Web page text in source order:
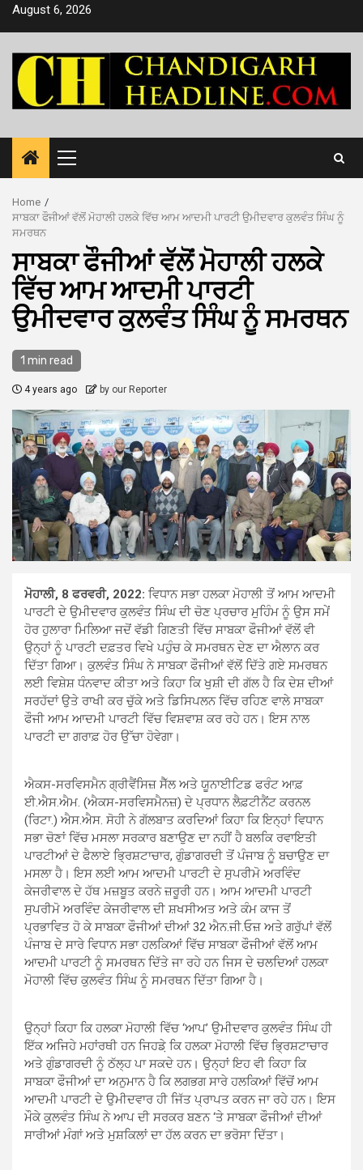
SkipAugust 6, 2026
Primary
Menu
Home
ਸਾਬਕਾ ਫੌਜੀਆਂ ਵੱਲੋਂ ਮੋਹਾਲੀ ਹਲਕੇ ਵਿੱਚ ਆਮ ਆਦਮੀ ਪਾਰਟੀ ਉਮੀਦਵਾਰ ਕੁਲਵੰਤ ਸਿੰਘ ਨੂੰ
ਸਮਰਥਨ
ਸਾਬਕਾ ਫੌਜੀਆਂ ਵੱਲੋਂ ਮੋਹਾਲੀ ਹਲਕੇ
ਵਿੱਚ ਆਮ ਆਦਮੀ ਪਾਰਟੀ
ਉਮੀਦਵਾਰ ਕੁਲਵੰਤ ਸਿੰਘ ਨੂੰ ਸਮਰਥਨ
1 min read
4 years ago by our Reporter
ਮੋਹਾਲੀ, 8 ਫਰਵਰੀ, 2022: ਵਿਧਾਨ ਸਭਾ ਹਲਕਾ ਮੋਹਾਲੀ ਤੋਂ ਆਮ ਆਦਮੀ
ਪਾਰਟੀ ਦੇ ਉਮੀਦਵਾਰ ਕੁਲਵੰਤ ਸਿੰਘ ਦੀ ਚੋਣ ਪ੍ਰਚਾਰ ਮੁਹਿੰਮ ਨੂੰ ਉਸ ਸਮੇਂ
ਹੋਰ ਹੁਲਾਰਾ ਮਿਲਿਆ ਜਦੋਂ ਵੱਡੀ ਗਿਣਤੀ ਵਿੱਚ ਸਾਬਕਾ ਫੌਜੀਆਂ ਵੱਲੋਂ ਵੀ
ਉਨ੍ਹਾਂ ਨੂੰ ਪਾਰਟੀ ਦਫ਼ਤਰ ਵਿਖੇ ਪਹੁੰਚ ਕੇ ਸਮਰਥਨ ਦੇਣ ਦਾ ਐਲਾਨ ਕਰ
ਦਿੱਤਾ ਗਿਆ। ਕੁਲਵੰਤ ਸਿੰਘ ਨੇ ਸਾਬਕਾ ਫੌਜੀਆਂ ਵੱਲੋਂ ਦਿੱਤੇ ਗਏ ਸਮਰਥਨ
ਲਈ ਵਿਸ਼ੇਸ਼ ਧੰਨਵਾਦ ਕੀਤਾ ਅਤੇ ਕਿਹਾ ਕਿ ਖੁਸ਼ੀ ਦੀ ਗੱਲ ਹੈ ਕਿ ਦੇਸ਼ ਦੀਆਂ
ਸਰਹੱਦਾਂ ਉਤੇ ਰਾਖੀ ਕਰ ਚੁੱਕੇ ਅਤੇ ਡਿਸਿਪਲਨ ਵਿੱਚ ਰਹਿਣ ਵਾਲੇ ਸਾਬਕਾ
ਫੌਜੀ ਆਮ ਆਦਮੀ ਪਾਰਟੀ ਵਿੱਚ ਵਿਸ਼ਵਾਸ਼ ਕਰ ਰਹੇ ਹਨ। ਇਸ ਨਾਲ
ਪਾਰਟੀ ਦਾ ਗਰਾਫ਼ ਹੋਰ ਉੱਚਾ ਹੋਵੇਗਾ।
ਐਕਸ-ਸਰਵਿਸਮੈਨ ਗ੍ਰੀਵੈਂਸਿਜ਼ ਸੈੱਲ ਅਤੇ ਯੂਨਾਈਟਿਡ ਫਰੰਟ ਆਫ਼
ਈ.ਐਸ.ਐਮ. (ਐਕਸ-ਸਰਵਿਸਮੈਨਜ਼) ਦੇ ਪ੍ਰਧਾਨ ਲੈਫ਼ਟੀਨੈਂਟ ਕਰਨਲ
(ਰਿਟਾ.) ਐਸ.ਐਸ. ਸੋਹੀ ਨੇ ਗੱਲਬਾਤ ਕਰਦਿਆਂ ਕਿਹਾ ਕਿ ਇਨ੍ਹਾਂ ਵਿਧਾਨ
ਸਭਾ ਚੋਣਾਂ ਵਿੱਚ ਮਸਲਾ ਸਰਕਾਰ ਬਣਾਉਣ ਦਾ ਨਹੀਂ ਹੈ ਬਲਕਿ ਰਵਾਇਤੀ
ਪਾਰਟੀਆਂ ਦੇ ਫੈਲਾਏ ਭ੍ਰਿਸ਼ਟਾਚਾਰ, ਗੁੰਡਾਗਰਦੀ ਤੋਂ ਪੰਜਾਬ ਨੂੰ ਬਚਾਉਣ ਦਾ
ਮਸਲਾ ਹੈ। ਇਸ ਲਈ ਆਮ ਆਦਮੀ ਪਾਰਟੀ ਦੇ ਸੁਪਰੀਮੋ ਅਰਵਿੰਦ
ਕੇਜਰੀਵਾਲ ਦੇ ਹੱਥ ਮਜ਼ਬੂਤ ਕਰਨੇ ਜ਼ਰੂਰੀ ਹਨ। ਆਮ ਆਦਮੀ ਪਾਰਟੀ
ਸੁਪਰੀਮੋ ਅਰਵਿੰਦ ਕੇਜਰੀਵਾਲ ਦੀ ਸ਼ਖਸੀਅਤ ਅਤੇ ਕੰਮ ਕਾਜ ਤੋਂ
ਪ੍ਰਭਾਵਿਤ ਹੋ ਕੇ ਸਾਬਕਾ ਫੌਜੀਆਂ ਦੀਆਂ 32 ਐਨ.ਜੀ.ਓਜ਼ ਅਤੇ ਗਰੁੱਪਾਂ ਵੱਲੋਂ
ਪੰਜਾਬ ਦੇ ਸਾਰੇ ਵਿਧਾਨ ਸਭਾ ਹਲਕਿਆਂ ਵਿੱਚ ਸਾਬਕਾ ਫੌਜੀਆਂ ਵੱਲੋਂ ਆਮ
ਆਦਮੀ ਪਾਰਟੀ ਨੂੰ ਸਮਰਥਨ ਦਿੱਤੇ ਜਾ ਰਹੇ ਹਨ ਜਿਸ ਦੇ ਚਲਦਿਆਂ ਹਲਕਾ
ਮੋਹਾਲੀ ਵਿੱਚ ਕੁਲਵੰਤ ਸਿੰਘ ਨੂੰ ਸਮਰਥਨ ਦਿੱਤਾ ਗਿਆ ਹੈ।
ਉਨ੍ਹਾਂ ਕਿਹਾ ਕਿ ਹਲਕਾ ਮੋਹਾਲੀ ਵਿੱਚ ‘ਆਪ’ ਉਮੀਦਵਾਰ ਕੁਲਵੰਤ ਸਿੰਘ ਹੀ
ਇੱਕ ਅਜਿਹੇ ਮਹਾਂਰਥੀ ਹਨ ਜਿਹਡ਼ੇ ਕਿ ਹਲਕਾ ਮੋਹਾਲੀ ਵਿੱਚ ਭ੍ਰਿਸ਼ਟਾਚਾਰ
ਅਤੇ ਗੁੰਡਾਗਰਦੀ ਨੂੰ ਠੱਲ੍ਹ ਪਾ ਸਕਦੇ ਹਨ। ਉਨ੍ਹਾਂ ਇਹ ਵੀ ਕਿਹਾ ਕਿ
ਸਾਬਕਾ ਫੌਜੀਆਂ ਦਾ ਅਨੁਮਾਨ ਹੈ ਕਿ ਲਗਭਗ ਸਾਰੇ ਹਲਕਿਆਂ ਵਿੱਚੋਂ ਆਮ
ਆਦਮੀ ਪਾਰਟੀ ਦੇ ਉਮੀਦਵਾਰ ਹੀ ਜਿੱਤ ਪ੍ਰਾਪਤ ਕਰਨ ਜਾ ਰਹੇ ਹਨ। ਇਸ
ਮੌਕੇ ਕੁਲਵੰਤ ਸਿੰਘ ਨੇ ਆਪ ਦੀ ਸਰਕਰ ਬਣਨ ‘ਤੇ ਸਾਬਕਾ ਫੌਜੀਆਂ ਦੀਆਂ
ਸਾਰੀਆਂ ਮੰਗਾਂ ਅਤੇ ਮੁਸ਼ਕਿਲਾਂ ਦਾ ਹੱਲ ਕਰਨ ਦਾ ਭਰੋਸਾ ਦਿੱਤਾ।